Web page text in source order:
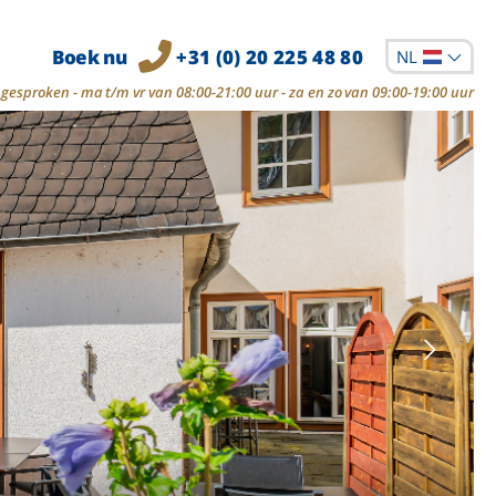
Boek nu +31 (0) 20 225 48 80 NL
- ma t/m vr van 08:00-21:00 uur - za en zo van 09:00-19:00 uur